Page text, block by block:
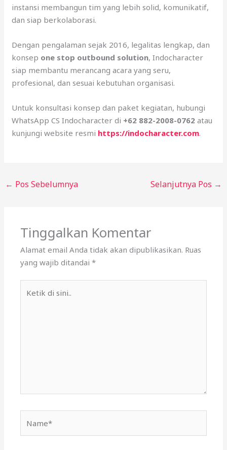
instansi membangun tim yang lebih solid, komunikatif,
dan siap berkolaborasi.
Dengan pengalaman sejak 2016, legalitas lengkap, dan
konsep one stop outbound solution, Indocharacter
siap membantu merancang acara yang seru,
profesional, dan sesuai kebutuhan organisasi.
Untuk konsultasi konsep dan paket kegiatan, hubungi
WhatsApp CS Indocharacter di +62 882-2008-0762 atau
kunjungi website resmi https://indocharacter.com.
← Pos Sebelumnya Selanjutnya Pos →
Tinggalkan Komentar
Alamat email Anda tidak akan dipublikasikan. Ruas
yang wajib ditandai*